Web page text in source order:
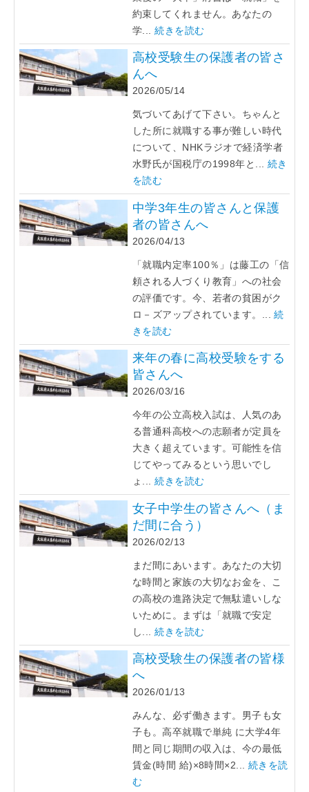
約束してくれません。あなたの
学...続きを読む
高校受験生の保護者の皆さ
んへ
2026/05/14
気づいてあげて下さい。ちゃんと
した所に就職する事が難しい時代
について、NHKラジオで経済学者
水野氏が国税庁の1998年と... 続き
を読む
中学3年生の皆さんと保護
者の皆さんへ
2026/04/13
「就職内定率100％」は藤工の「信
頼される人づくり教育」への社会
の評価です。今、若者の貧困がク
ロ－ズアップされています。...続
きを読む
来年の春に高校受験をする
皆さんへ
2026/03/16
今年の公立高校入試は、人気のあ
る普通科高校への志願者が定員を
大きく超えています。可能性を信
じてやってみるという思いでし
ょ...続きを読む
女子中学生の皆さんへ（ま
だ間に合う）
2026/02/13
まだ間にあいます。あなたの大切
な時間と家族の大切なお金を、こ
の高校の進路決定で無駄遣いしな
いために。まずは「就職で安定
し...続きを読む
高校受験生の保護者の皆様
へ
2026/01/13
みんな、必ず働きます。男子も女
子も。高卒就職で単純 に大学4年
間と同じ期間の収入は、今の最低
賃金(時間 給)×8時間×2... 続きを読
む